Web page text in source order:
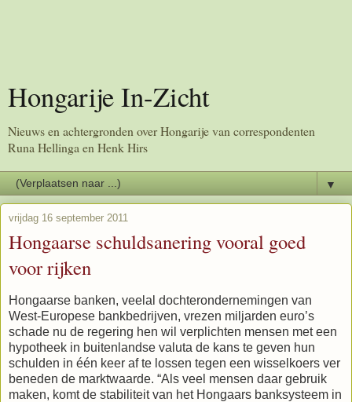
Hongarije In-Zicht
Nieuws en achtergronden over Hongarije van correspondenten
Runa Hellinga en Henk Hirs
▼
vrijdag 16 september 2011
Hongaarse schuldsanering vooral goed
voor rijken
Hongaarse banken, veelal dochterondernemingen van
West-Europese bankbedrijven, vrezen miljarden euro’s
schade nu de regering hen wil verplichten mensen met een
hypotheek in buitenlandse valuta de kans te geven hun
schulden in één keer af te lossen tegen een wisselkoers ver
beneden de marktwaarde. “Als veel mensen daar gebruik
maken, komt de stabiliteit van het Hongaars banksysteem in